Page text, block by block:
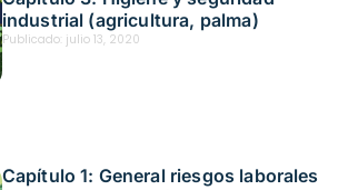
industrial (agricultura, palma)
Publicado: julio 13, 2020
Capítulo 1: General riesgos laborales